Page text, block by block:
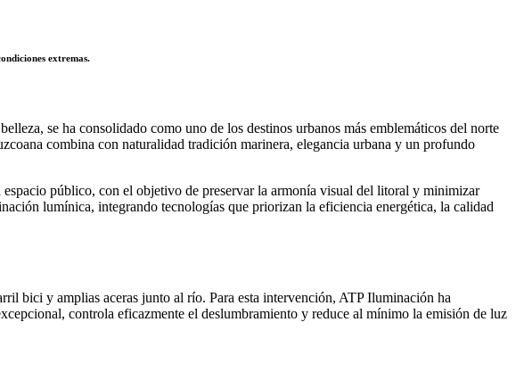
extremas.
se ha consolidado como uno de los destinos urbanos más emblemáticos del norte
combina con naturalidad tradición marinera, elegancia urbana y un profundo
público, con el objetivo de preservar la armonía visual del litoral y minimizar
lumínica, integrando tecnologías que priorizan la eficiencia energética, la calidad
bici y amplias aceras junto al río. Para esta intervención, ATP Iluminación ha
controla eficazmente el deslumbramiento y reduce al mínimo la emisión de luz